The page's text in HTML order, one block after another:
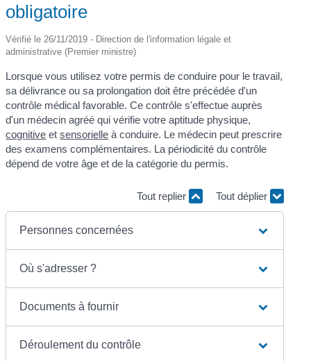
obligatoire
Vérifié le 26/11/2019 - Direction de l'information légale et
administrative (Premier ministre)
Lorsque vous utilisez votre permis de conduire pour le travail,
sa délivrance ou sa prolongation doit être précédée d'un
contrôle médical favorable. Ce contrôle s'effectue auprès
d'un médecin agréé qui vérifie votre aptitude physique,
cognitive etsensorielle à conduire. Le médecin peut prescrire
des examens complémentaires. La périodicité du contrôle
dépend de votre âge et de la catégorie du permis.
Tout replier Tout déplier
Personnes concernées
Où s'adresser ?
Documents à fournir
Déroulement du contrôle